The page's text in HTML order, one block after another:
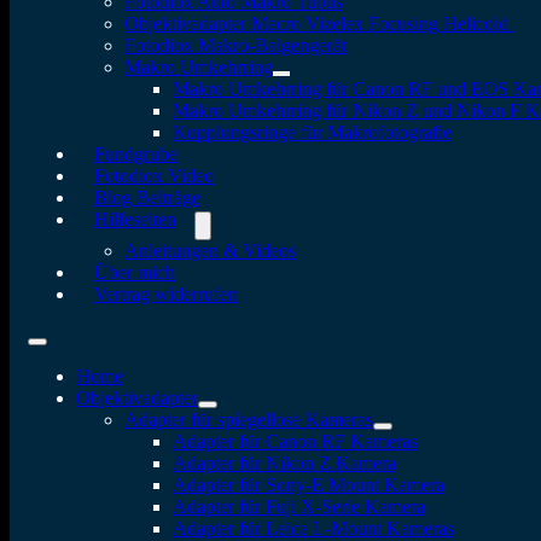
Objektivadapter Macro Vizelex Focusing Helicoid
Fotodiox Makro-Balgengerät
Makro Umkehrring
Makro Umkehrring für Canon RF und EOS
Makro Umkehrring für Nikon Z und Nikon F
Kupplungsringe für Makrofotografie
Fundgrube
Fotodiox Video
Blog Beiträge
Hilfeseiten
Anleitungen & Videos
Über mich
Vertrag widerrufen
Home
Objektivadapter
Adapter für spiegellose Kameras
Adapter für Canon RF Kameras
Adapter für Nikon Z Kamera
Adapter für Sony-E Mount Kamera
Adapter für Fuji X-Serie Kamera
Adapter für Leica L-Mount Kameras